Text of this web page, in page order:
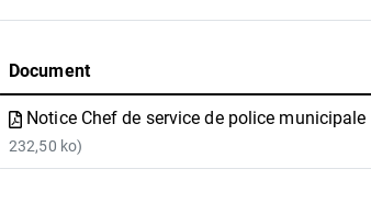
Document
Notice Chef de service de police
232,50 ko)